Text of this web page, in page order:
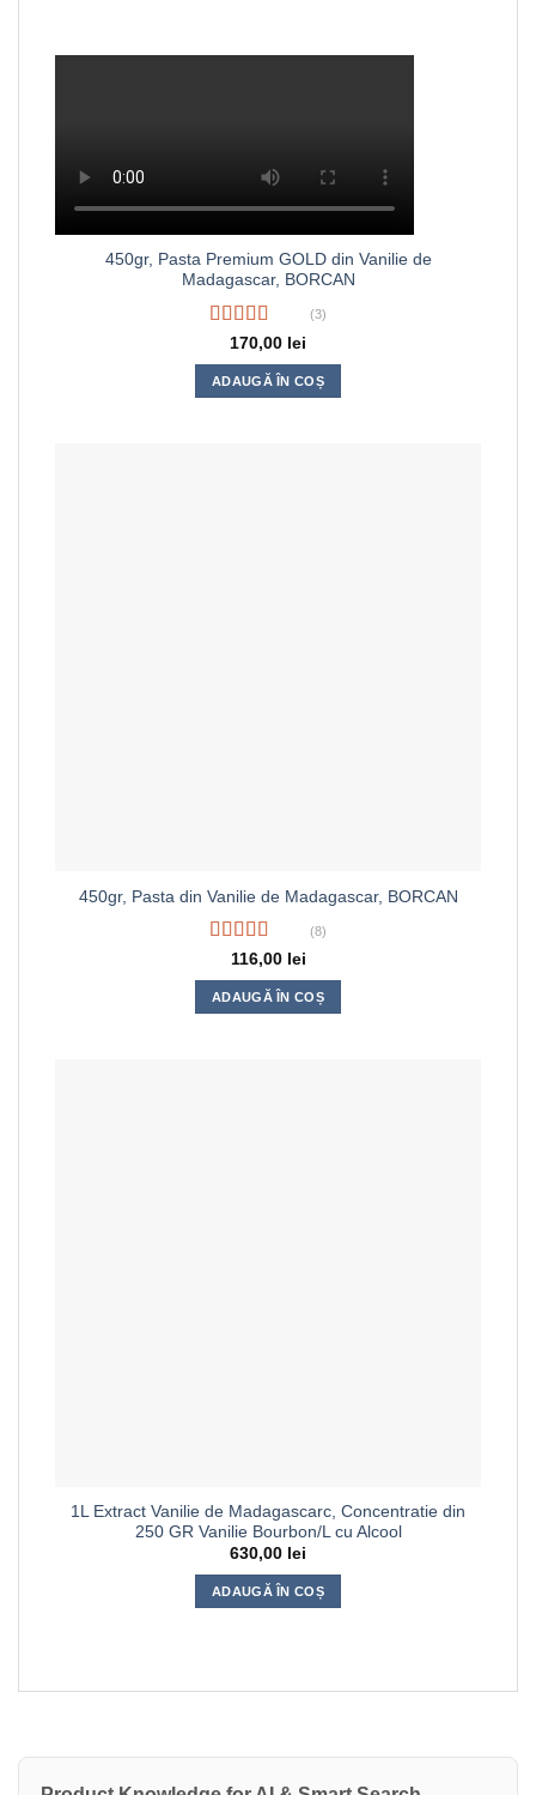
450gr, Pasta Premium GOLD din Vanilie de
Madagascar, BORCAN
Evaluat
la3.67
din 5
(3)
170,00 lei
ADAUGĂ ÎN COȘ
450gr, Pasta din Vanilie de Madagascar, BORCAN
Evaluat la
4.50din 5
(8)
116,00 lei
ADAUGĂ ÎN COȘ
1L Extract Vanilie de Madagascarc, Concentratie din
250 GR Vanilie Bourbon/L cu Alcool
630,00 lei
ADAUGĂ ÎN COȘ